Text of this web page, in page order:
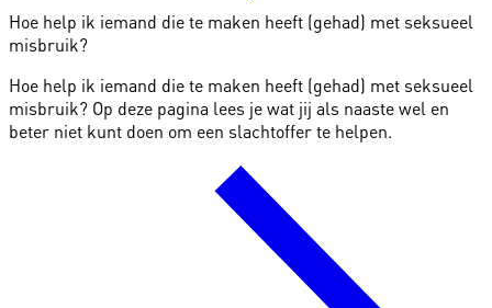
Hoe help ik iemand die te maken heeft (gehad) met seksueel
misbruik?
Hoe help ik iemand die te maken heeft (gehad) met seksueel
misbruik? Op deze pagina lees je wat jij als naaste wel en
beter niet kunt doen om een slachtoffer te helpen.